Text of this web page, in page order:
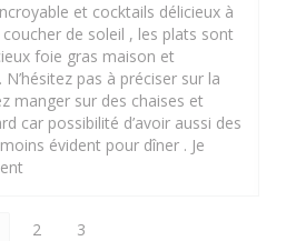
et cocktails délicieux à
de soleil , les plats sont
foie gras maison et
pas à préciser sur la
manger sur des chaises et
car possibilité d’avoir aussi des
évident pour dîner . Je
2 3